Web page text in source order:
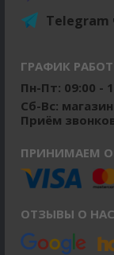
Telegram
ГРАФИК
Пн-Пт: 09:00 -
Сб-Вс:
Приём
ПРИНИМАЕМ
ОТЗЫВЫ О НАС